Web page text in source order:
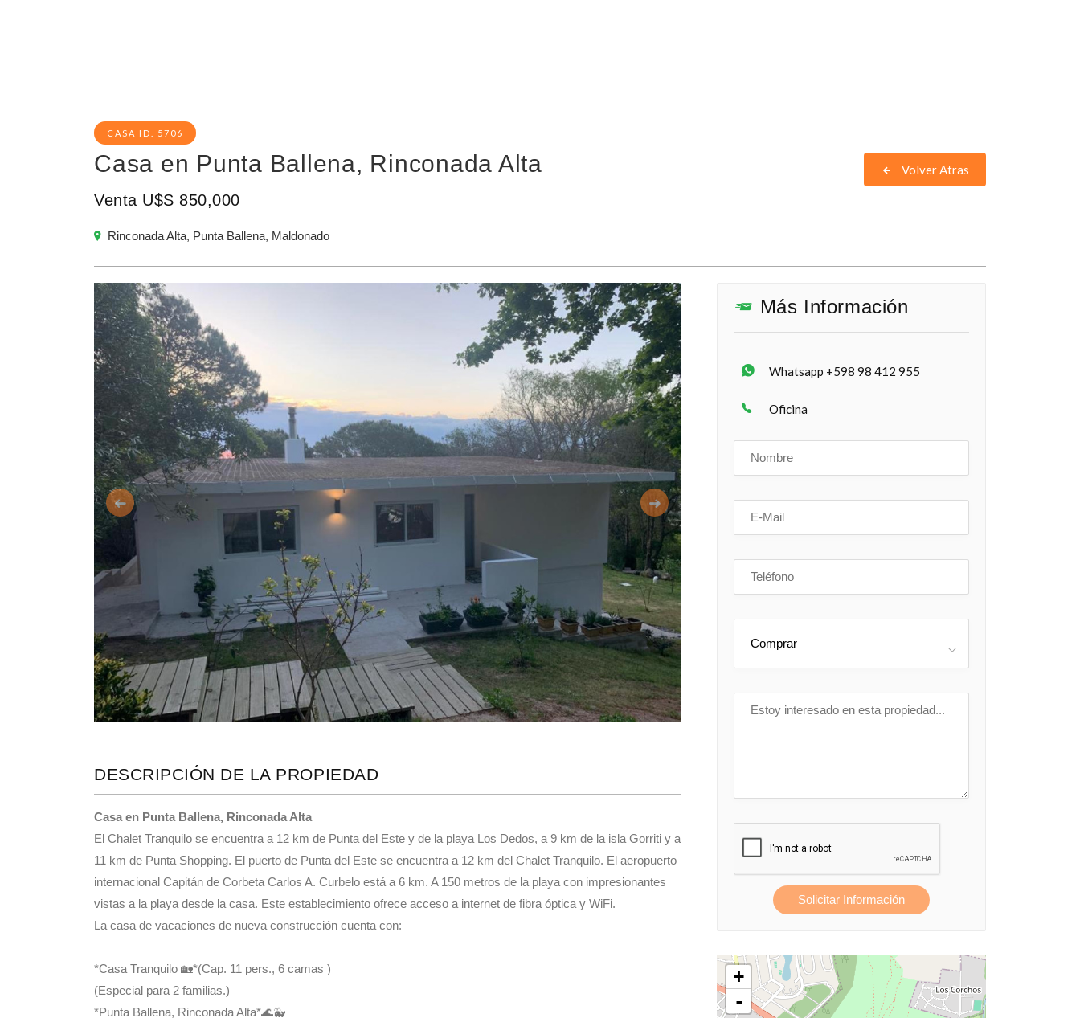
CASA ID. 5706
Casa en Punta Ballena, Rinconada Alta
Venta U$S 850,000
Rinconada Alta, Punta Ballena, Maldonado
Volver Atras
Anterior Siguiente
DESCRIPCIÓN DE LA PROPIEDAD
Casa en Punta Ballena, Rinconada Alta
internacional Capitán de Corbeta Carlos A. Curbelo está a 6 km. A 150 metros de la playa con impresionantes
vistas a la playa desde la casa. Este establecimiento ofrece acceso a internet de fibra óptica y WiFi.
La casa de vacaciones de nueva construcción cuenta con:
*Casa Tranquilo 🏡*(Cap. 11 pers., 6 camas )
(Especial para 2 familias.)
*Punta Ballena, Rinconada Alta*🌊🐳
■ 2 Dormitorios con AC y vista al mar.🌊 ( 2 camas Matrimonial y una individual, cap. 5 pers.)
■ 1 Baño.🛀
■ Cocina integrada con la Sala Comedor con AC y vista al mar.🌊
Más Información
Whatsapp +598 98 412 955
Oficina
Comprar
Solicitar Información
+
-